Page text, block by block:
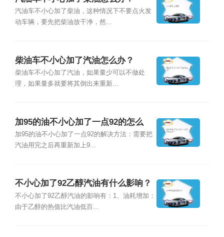
汽油车不小心加了柴油，这种情况下不要点火发
动车辆，要先把柴油放干净，然...
柴油车不小心加了汽油怎么办？
柴油车不小心加了汽油，如果量少可以不做处
理，如果量多就要将其倒出来重新...
加95的油不小心加了一点92的怎么
办？
加95的油不小心加了一点92的解决方法：需要把
汽油用完之后再重新加上9...
不小心加了92乙醇汽油有什么影响？
不小心加了92乙醇汽油的影响有：1、油耗增加：
由于乙醇的热值比汽油低百...